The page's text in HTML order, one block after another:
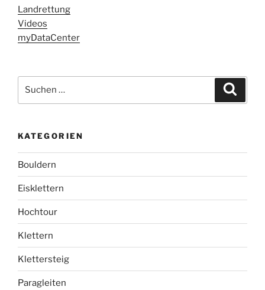
Landrettung
Videos
myDataCenter
nach:
KATEGORIEN
Bouldern
Eisklettern
Hochtour
Klettern
Klettersteig
Paragleiten